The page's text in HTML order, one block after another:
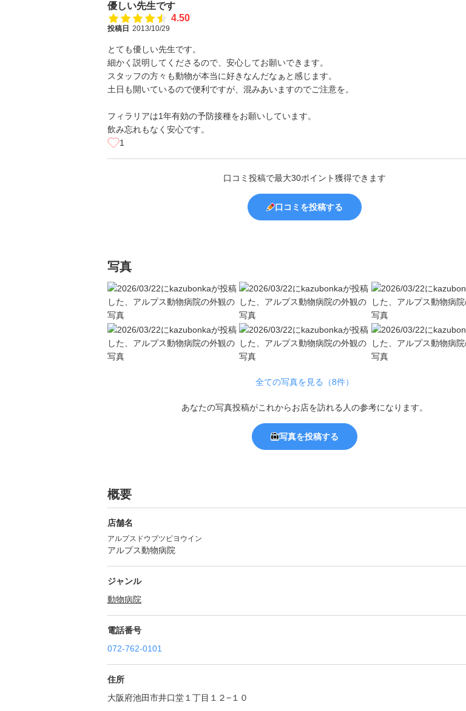
優しい先生です
4.50
投稿日 2013/10/29
とても優しい先生です。
細かく説明してくださるので、安心してお願いできます。
スタッフの方々も動物が本当に好きなんだなぁと感じます。
土日も開いているので便利ですが、混みあいますのでご注意を。
フィラリアは1年有効の予防接種をお願いしています。
飲み忘れもなく安心です。
1
口コミ投稿で最大30ポイント獲得できます
口コミを投稿する
写真
全ての写真を見る（8件）
あなたの写真投稿がこれからお店を訪れる人の参考になります。
写真を投稿する
概要
店舗名
アルプスドウブツビヨウイン
アルプス動物病院
ジャンル
動物病院
電話番号
072-762-0101
住所
大阪府池田市井口堂１丁目１２−１０